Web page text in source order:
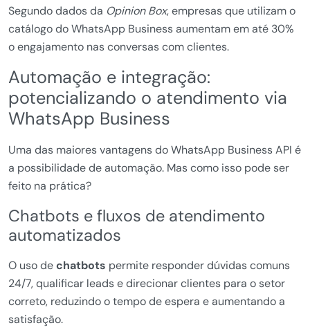
Segundo dados da Opinion Box, empresas que utilizam o
catálogo do WhatsApp Business aumentam em até 30%
o engajamento nas conversas com clientes.
Automação e integração:
potencializando o atendimento via
WhatsApp Business
Uma das maiores vantagens do WhatsApp Business API é
a possibilidade de automação. Mas como isso pode ser
feito na prática?
Chatbots e fluxos de atendimento
automatizados
O uso dechatbots permite responder dúvidas comuns
24/7, qualificar leads e direcionar clientes para o setor
correto, reduzindo o tempo de espera e aumentando a
satisfação.